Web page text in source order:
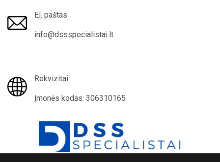
El. paštas
info@dssspecialistai.lt
Rekvizitai
Įmonės kodas: 306310165